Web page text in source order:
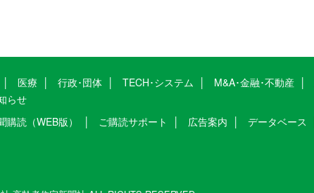
医療 行政･団体 TECH･システム M&A･金融･不動産
らせ
購読（WEB版） ご購読サポート 広告案内 データベース